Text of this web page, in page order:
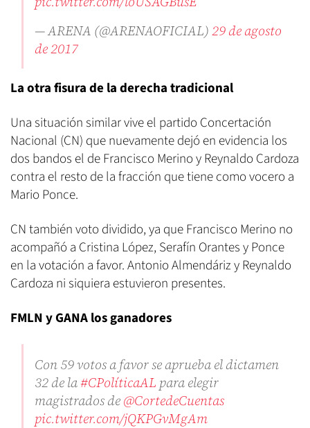
— ARENA (@ARENAOFICIAL)29 de agosto
de 2017
La otra fisura de la derecha tradicional
Una situación similar vive el partido Concertación
Nacional (CN) que nuevamente dejó en evidencia los
dos bandos el de Francisco Merino y Reynaldo Cardoza
contra el resto de la fracción que tiene como vocero a
Mario Ponce.
CN también voto dividido, ya que Francisco Merino no
acompañó a Cristina López, Serafín Orantes y Ponce
en la votación a favor. Antonio Almendáriz y Reynaldo
Cardoza ni siquiera estuvieron presentes.
FMLN y GANA los ganadores
Con 59 votos a favor se aprueba el dictamen
32 de la#CPolíticaAL para elegir
magistrados de@CortedeCuentas
pic.twitter.com/jQKPGvMgAm